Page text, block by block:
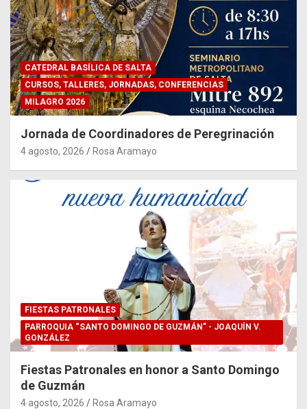
CATEDRAL BASÍLICA DE SALTA
CURSOS, TALLERES, JORNADAS, CONFERENCIAS
MILAGRO 2026
Jornada de Coordinadores de Peregrinación
4 agosto, 2026 Rosa Aramayo
FIESTAS PATRONALES
PARROQUIA “SANTO DOMINGO DE GUZMÁN” - JOAQUÍN V.
GONZÁLEZ
Fiestas Patronales en honor a Santo Domingo
de Guzmán
4 agosto, 2026 Rosa Aramayo